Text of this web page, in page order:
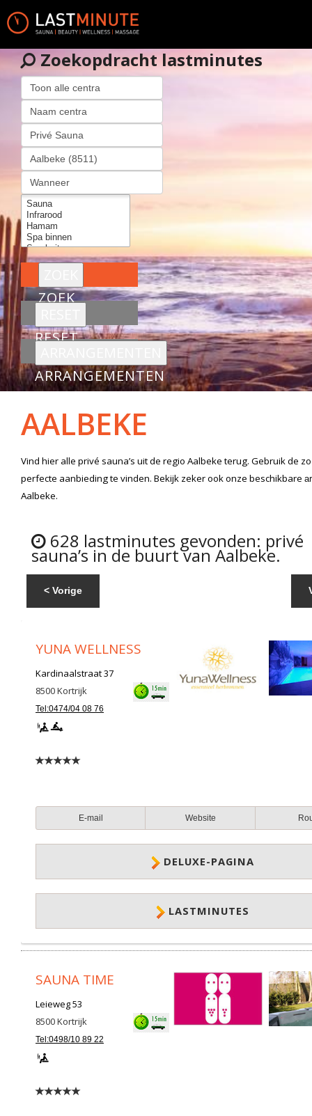
Zoekopdracht lastminutes
ZOEK
RESET
ARRANGEMENTEN
AALBEKE
Vind hier alle privé sauna’s uit de regio Aalbeketerug. Gebruik de
perfecte aanbieding te vinden. Bekijk zeker ook onze beschikbare
Aalbeke.
628 lastminutes gevonden: privé
sauna’s in de buurt van Aalbeke.
< Vorige
YUNA WELLNESS
Kardinaalstraat 37
8500Kortrijk
Tel:0474/04 08 76
E-mail Website
DELUXE-PAGINA
LASTMINUTES
SAUNA TIME
Leieweg 53
8500Kortrijk
Tel:0498/10 89 22